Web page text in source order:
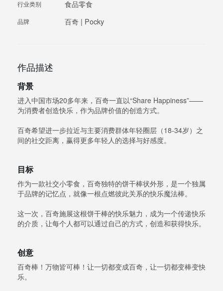
行业类别 食品零食
品牌 百奇 | Pocky
作品描述
背景
进入中国市场20多年来，百奇一直以“Share Happiness”——
为消费者创造快乐，作为品牌价值的创造方式。
百奇希望进一步拉近与主要消费群体年轻圈层（18-34岁）之
间的社交距离，赢得更多年轻人的选择与好感度。
目标
作为一款社交小零食，百奇独特的饼干棒状外形，是一个独属
于品牌的记忆点，就像一根点燃彼此关系的快乐魔法棒。
这一次，百奇施展这根饼干棒的快乐魅力，成为一个传递快乐
的介质，让每个人都可以通过自己的方式，创造和获得快乐。
创意
百奇棒！万物皆可棒！让一切都变成百奇，让一切都变棒变快
乐。